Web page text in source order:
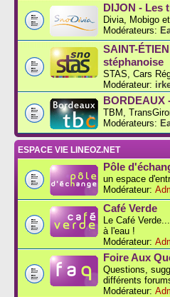
DIJON - Les
Divia, Mobigo
Modérateurs:
SAINT-
stéphanoise
STAS, Cars
Modérateur:
BORDEAUX
TBM,
Modérateurs:
ESPACE VIE LINEOZ.NET
Pôle
un espace
Modérateur:
Café Verde
Le Café
à l'eau !
Modérateur:
Foire Aux
Questions,
différents
Modérateur: